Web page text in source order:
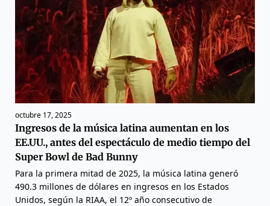
octubre 17, 2025
Ingresos de la música latina aumentan en los
EE.UU., antes del espectáculo de medio tiempo del
Super Bowl de Bad Bunny
Para la primera mitad de 2025, la música latina generó
490.3 millones de dólares en ingresos en los Estados
Unidos, según la RIAA, el 12º año consecutivo de